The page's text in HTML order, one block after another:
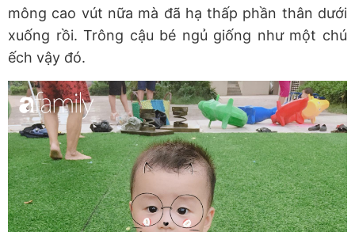
mông cao vút nữa mà đã hạ thấp phần thân dưới
xuống rồi. Trông cậu bé ngủ giống như một chú
ếch vậy đó.